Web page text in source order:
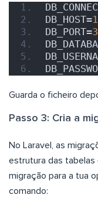
DB_HOST=
DB_PORT=
Guarda o ficheiro
Passo 3: Cria a
No Laravel, as
estrutura das tabelas
migração para a tua
comando: